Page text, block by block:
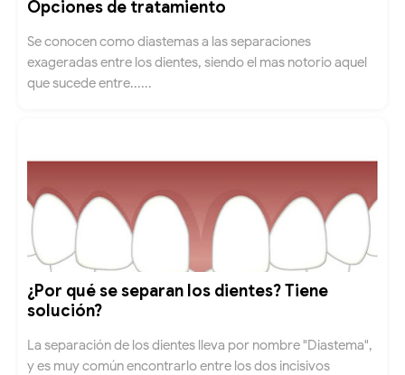
Opciones de tratamiento
Se conocen como diastemas a las separaciones
exageradas entre los dientes, siendo el mas notorio aquel
que sucede entre......
¿Por qué se separan los dientes? Tiene
solución?
La separación de los dientes lleva por nombre "Diastema",
y es muy común encontrarlo entre los dos incisivos